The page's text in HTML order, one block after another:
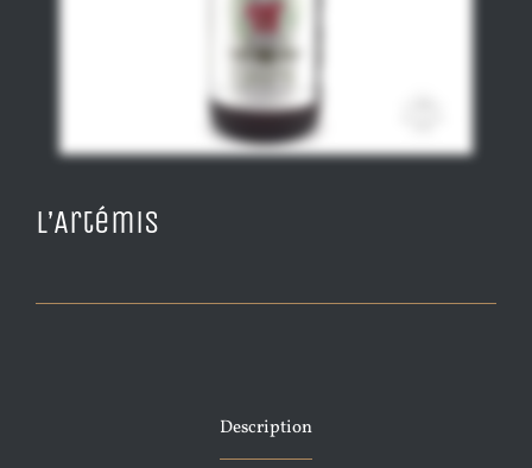
L’Artémis
Description